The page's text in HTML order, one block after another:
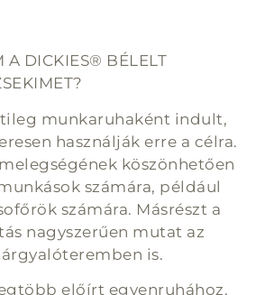
A DICKIES® BÉLELT
munkaruhaként indult,
használják erre a célra.
köszönhetően
számára, például
számára. Másrészt a
nagyszerűen mutat az
is.
előírt egyenruhához,